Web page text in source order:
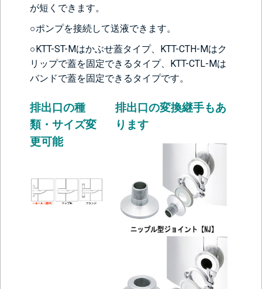
が短くできます。
○ポンプを接続して送液できます。
○KTT-ST-Mはかぶせ蓋タイプ、KTT-CTH-Mはク
リップで蓋を固定できるタイプ、KTT-CTL-Mは
バンドで蓋を固定できるタイプです。
排出口の種
類・サイズ変
更可能
排出口の変換継手もあ
ります